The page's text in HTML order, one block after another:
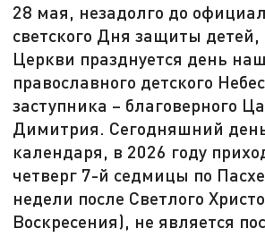
28 мая, незадолго до
светского Дня защиты детей,
Церкви празднуется день
православного детского
заступника – благоверного
Димитрия. Сегодняшний
календаря, в 2026 году
четверг 7-й седмицы по
недели после Светлого
Воскресения), не является